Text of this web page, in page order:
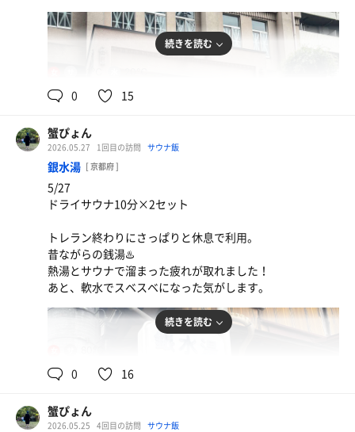
ハイボール餃子セット、シラスレタス
サウナ後の1杯は最高！
ハイボール
続きを読む
0 15
蟹ぴょん
2026.05.27 1回目の訪問 サウナ飯
銀水湯 [ 京都府 ]
5/27
ドライサウナ10分×2セット
トレラン終わりにさっぱりと休息で利用。
昔ながらの銭湯♨️
熱湯とサウナで溜まった疲れが取れました！
あと、軟水でスベスベになった気がします。
続きを読む
0 16
蟹ぴょん
2026.05.25 4回目の訪問 サウナ飯